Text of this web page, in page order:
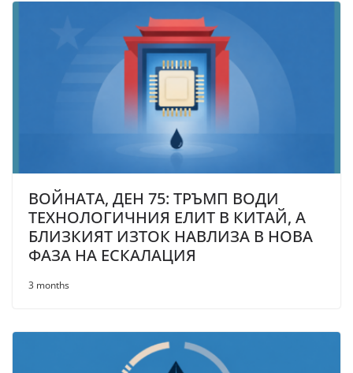
ВОЙНАТА, ДЕН 75: ТРЪМП ВОДИ
ТЕХНОЛОГИЧНИЯ ЕЛИТ В КИТАЙ, А
БЛИЗКИЯТ ИЗТОК НАВЛИЗА В НОВА
ФАЗА НА ЕСКАЛАЦИЯ
3 months